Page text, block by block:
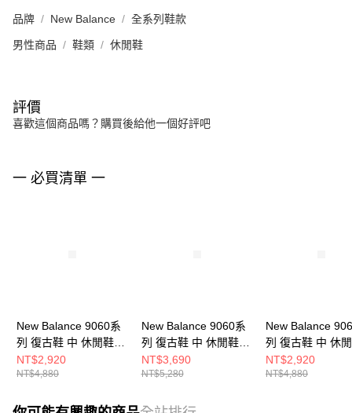
品牌 New Balance 全系列鞋款
男性商品 鞋類 休閒鞋
評價
喜歡這個商品嗎？購買後給他一個好評吧
一 必買清單 一
New Balance 9060系
列 復古鞋 中 休閒鞋
U9060EEI-D
NT$2,920
NT$4,880
New Balance 9060系
列 復古鞋 中 休閒鞋
U9060ORA-D
NT$3,690
NT$5,280
New Balance
列 復古鞋 中 休
U9060EEL-D
NT$2,920
NT$4,880